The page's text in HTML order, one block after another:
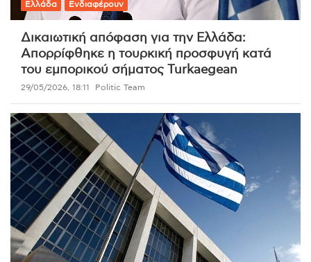
Ελλάδα Ενδιαφέρουν
Δικαιωτική απόφαση για την Ελλάδα:
Απορρίφθηκε η τουρκική προσφυγή κατά
του εμπορικού σήματος Turkaegean
29/05/2026, 18:11 Politic Team